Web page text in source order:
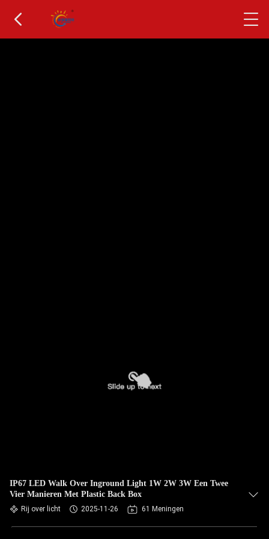
IP67 LED Walk Over Inground Light 1W 2W 3W Een Twee
Vier Manieren Met Plastic Back Box
Rij over licht 2025-11-26 61 Meningen